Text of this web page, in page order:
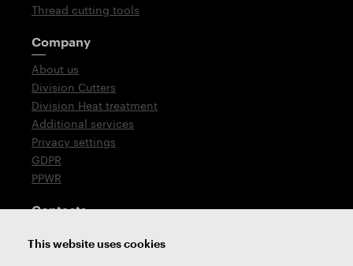
Thread cutting tools
Company
About us
Division Cutters
Division Heat treatment
Additional services
Privacy settings
GDPR
PPWR
Contacts
T: +420 576 777 510
This website uses cookies